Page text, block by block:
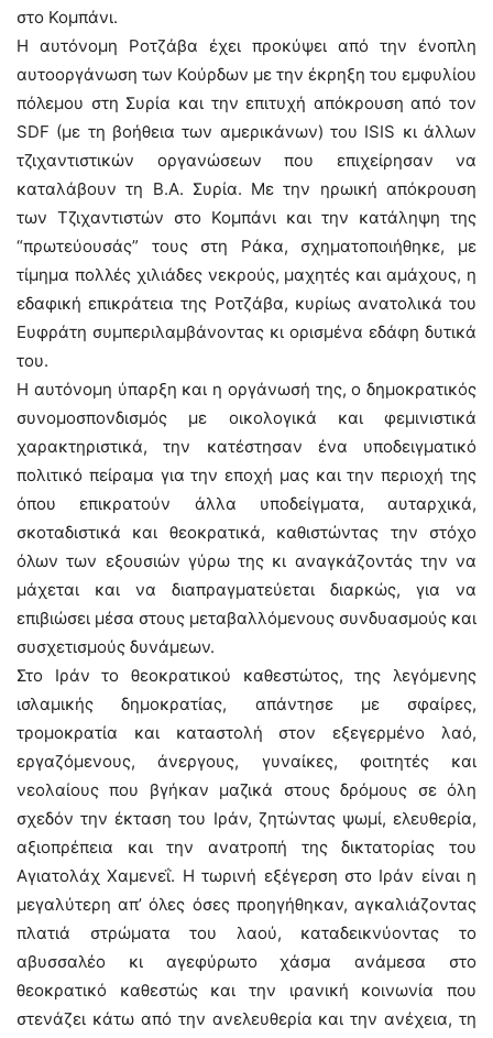
στο Κομπάνι.
Η αυτόνομη Ροτζάβα έχει προκύψει από την ένοπλη
αυτοοργάνωση των Κούρδων με την έκρηξη του εμφυλίου
πόλεμου στη Συρία και την επιτυχή απόκρουση από τον
SDF (με τη βοήθεια των αμερικάνων) του ISIS κι άλλων
τζιχαντιστικών οργανώσεων που επιχείρησαν να
καταλάβουν τη Β.Α. Συρία. Με την ηρωική απόκρουση
των Τζιχαντιστών στο Κομπάνι και την κατάληψη της
“πρωτεύουσάς” τους στη Ράκα, σχηματοποιήθηκε, με
τίμημα πολλές χιλιάδες νεκρούς, μαχητές και αμάχους, η
εδαφική επικράτεια της Ροτζάβα, κυρίως ανατολικά του
Ευφράτη συμπεριλαμβάνοντας κι ορισμένα εδάφη δυτικά
του.
Η αυτόνομη ύπαρξη και η οργάνωσή της, ο δημοκρατικός
συνομοσπονδισμός με οικολογικά και φεμινιστικά
χαρακτηριστικά, την κατέστησαν ένα υποδειγματικό
πολιτικό πείραμα για την εποχή μας και την περιοχή της
όπου επικρατούν άλλα υποδείγματα, αυταρχικά,
σκοταδιστικά και θεοκρατικά, καθιστώντας την στόχο
όλων των εξουσιών γύρω της κι αναγκάζοντάς την να
μάχεται και να διαπραγματεύεται διαρκώς, για να
επιβιώσει μέσα στους μεταβαλλόμενους συνδυασμούς και
συσχετισμούς δυνάμεων.
Στο Ιράν το θεοκρατικού καθεστώτος, της λεγόμενης
ισλαμικής δημοκρατίας, απάντησε με σφαίρες,
τρομοκρατία και καταστολή στον εξεγερμένο λαό,
εργαζόμενους, άνεργους, γυναίκες, φοιτητές και
νεολαίους που βγήκαν μαζικά στους δρόμους σε όλη
σχεδόν την έκταση του Ιράν, ζητώντας ψωμί, ελευθερία,
αξιοπρέπεια και την ανατροπή της δικτατορίας του
Αγιατολάχ Χαμενεΐ. Η τωρινή εξέγερση στο Ιράν είναι η
μεγαλύτερη απ’ όλες όσες προηγήθηκαν, αγκαλιάζοντας
πλατιά στρώματα του λαού, καταδεικνύοντας το
αβυσσαλέο κι αγεφύρωτο χάσμα ανάμεσα στο
θεοκρατικό καθεστώς και την ιρανική κοινωνία που
στενάζει κάτω από την ανελευθερία και την ανέχεια, τη